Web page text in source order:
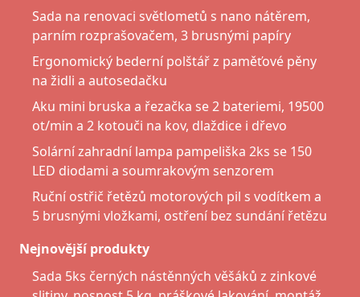
Sada na renovaci světlometů s nano nátěrem,
parním rozprašovačem, 3 brusnými papíry
Ergonomický bederní polštář z paměťové pěny
na židli a autosedačku
Aku mini bruska a řezačka se 2 bateriemi, 19500
ot/min a 2 kotouči na kov, dlaždice i dřevo
Solární zahradní lampa pampeliška 2ks se 150
LED diodami a soumrakovým senzorem
Ruční ostřič řetězů motorových pil s vodítkem a
5 brusnými vložkami, ostření bez sundání řetězu
Nejnovější produkty
Sada 5ks černých nástěnných věšáků z zinkové